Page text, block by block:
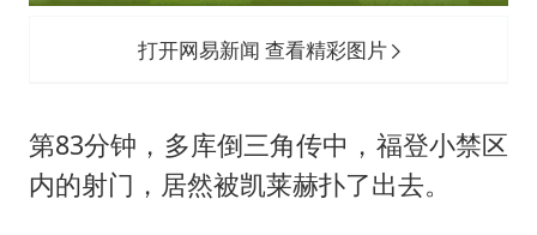
打开网易新闻 查看精彩图片
第83分钟，多库倒三角传中，福登小禁区
内的射门，居然被凯莱赫扑了出去。